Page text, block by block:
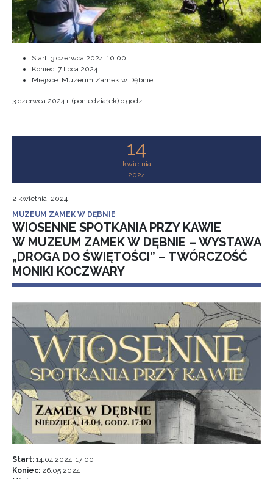
Start: 3 czerwca 2024, 10:00
Koniec: 7 lipca 2024
Miejsce: Muzeum Zamek w Dębnie
3 czerwca 2024 r. (poniedziałek) o godz.
14
kwietnia
2024
2 kwietnia, 2024
MUZEUM ZAMEK W DĘBNIE
WIOSENNE SPOTKANIA PRZY KAWIE
W MUZEUM ZAMEK W DĘBNIE – WYSTAWA
„DROGA DO ŚWIĘTOŚCI” – TWÓRCZOŚĆ
MONIKI KOCZWARY
Start: 14.04.2024, 17:00
Koniec: 26.05.2024